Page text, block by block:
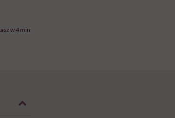
w 4 min